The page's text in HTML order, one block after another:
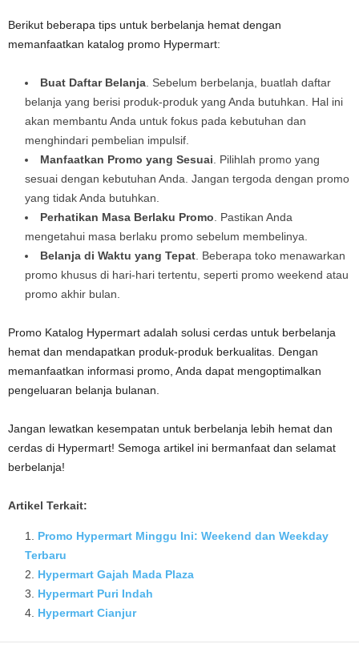
Berikut beberapa tips untuk berbelanja hemat dengan
memanfaatkan katalog promo Hypermart:
Buat Daftar Belanja. Sebelum berbelanja, buatlah daftar
belanja yang berisi produk-produk yang Anda butuhkan. Hal ini
akan membantu Anda untuk fokus pada kebutuhan dan
menghindari pembelian impulsif.
Manfaatkan Promo yang Sesuai. Pilihlah promo yang
sesuai dengan kebutuhan Anda. Jangan tergoda dengan promo
yang tidak Anda butuhkan.
Perhatikan Masa Berlaku Promo. Pastikan Anda
mengetahui masa berlaku promo sebelum membelinya.
Belanja di Waktu yang Tepat. Beberapa toko menawarkan
promo khusus di hari-hari tertentu, seperti promo weekend atau
promo akhir bulan.
Promo Katalog Hypermart adalah solusi cerdas untuk berbelanja
hemat dan mendapatkan produk-produk berkualitas. Dengan
memanfaatkan informasi promo, Anda dapat mengoptimalkan
pengeluaran belanja bulanan.
Jangan lewatkan kesempatan untuk berbelanja lebih hemat dan
cerdas di Hypermart! Semoga artikel ini bermanfaat dan selamat
berbelanja!
Artikel Terkait:
Promo Hypermart Minggu Ini: Weekend dan Weekday
Terbaru
Hypermart Gajah Mada Plaza
Hypermart Puri Indah
Hypermart Cianjur